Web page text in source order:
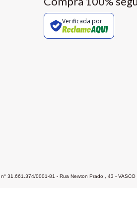
Verificada por
31.661.374/0001-81 - Rua Newton Prado , 43 - VASCO